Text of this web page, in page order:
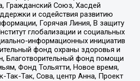
Гражданский Союз, Хасдей
и содействия развитию
Горячая Линия, В защиту
глобализации и социальных
информационных инициатив
фонд охраны здоровья и
Благотворительный фонд помощи
Фонд Тольятти, Новое время,
Так-Так, Сова, центр Анна, Проект